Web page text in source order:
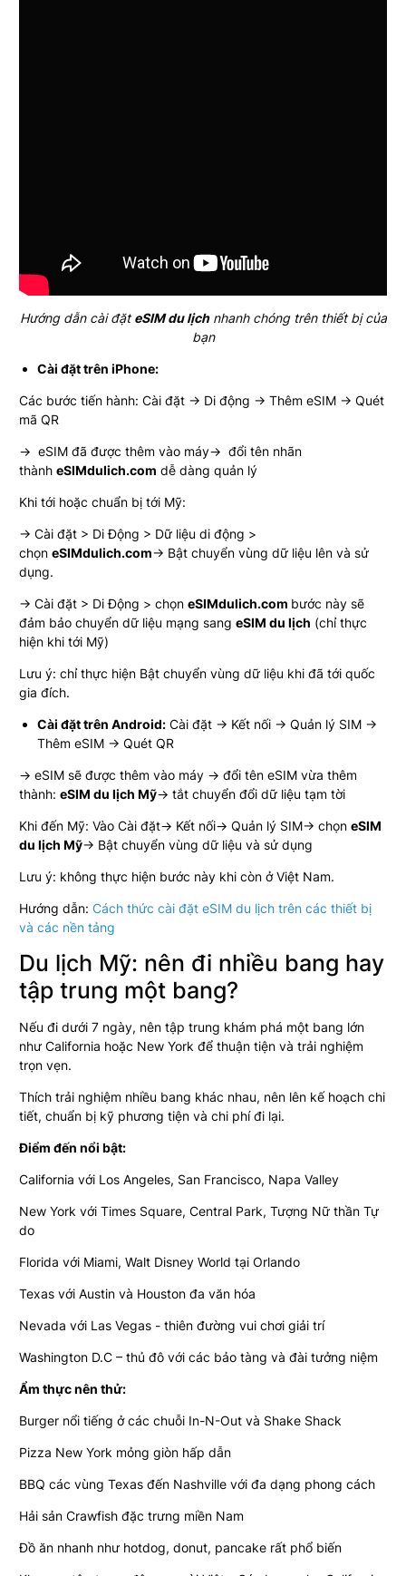
Hướng dẫn cài đặt eSIM du lịch nhanh chóng trên thiết bị của
bạn
Cài đặt trên iPhone:
Các bước tiến hành: Cài đặt → Di động → Thêm eSIM → Quét
mã QR
→ eSIM đã được thêm vào máy→ đổi tên nhãn
thành eSIMdulich.com dễ dàng quản lý
Khi tới hoặc chuẩn bị tới Mỹ:
→ Cài đặt > Di Động > Dữ liệu di động >
chọn eSIMdulich.com→ Bật chuyển vùng dữ liệu lên và sử
dụng.
→ Cài đặt > Di Động > chọn eSIMdulich.com bước này sẽ
đảm bảo chuyển dữ liệu mạng sang eSIM du lịch (chỉ thực
hiện khi tới Mỹ)
Lưu ý: chỉ thực hiện Bật chuyển vùng dữ liệu khi đã tới quốc
gia đích.
Cài đặt trên Android: Cài đặt → Kết nối → Quản lý SIM →
Thêm eSIM → Quét QR
→ eSIM sẽ được thêm vào máy → đổi tên eSIM vừa thêm
thành: eSIM du lịch Mỹ→ tắt chuyển đổi dữ liệu tạm tời
Khi đến Mỹ: Vào Cài đặt→ Kết nối→ Quản lý SIM→ chọn eSIM
du lịch Mỹ→ Bật chuyển vùng dữ liệu và sử dụng
Lưu ý: không thực hiện bước này khi còn ở Việt Nam.
Hướng dẫn: Cách thức cài đặt eSIM du lịch trên các thiết bị
và các nền tảng
Du lịch Mỹ: nên đi nhiều bang hay
tập trung một bang?
Nếu đi dưới 7 ngày, nên tập trung khám phá một bang lớn
như California hoặc New York để thuận tiện và trải nghiệm
trọn vẹn.
Thích trải nghiệm nhiều bang khác nhau, nên lên kế hoạch chi
tiết, chuẩn bị kỹ phương tiện và chi phí đi lại.
Điểm đến nổi bật:
California với Los Angeles, San Francisco, Napa Valley
New York với Times Square, Central Park, Tượng Nữ thần Tự
do
Florida với Miami, Walt Disney World tại Orlando
Texas với Austin và Houston đa văn hóa
Nevada với Las Vegas - thiên đường vui chơi giải trí
Washington D.C – thủ đô với các bảo tàng và đài tưởng niệm
Ẩm thực nên thử:
Burger nổi tiếng ở các chuỗi In-N-Out và Shake Shack
Pizza New York mỏng giòn hấp dẫn
BBQ các vùng Texas đến Nashville với đa dạng phong cách
Hải sản Crawfish đặc trưng miền Nam
Đồ ăn nhanh như hotdog, donut, pancake rất phổ biến